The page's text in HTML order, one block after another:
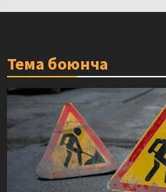
Тема боюнча